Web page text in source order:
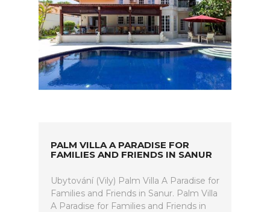
PALM VILLA A PARADISE FOR
FAMILIES AND FRIENDS IN SANUR
Ubytování (Vily) Palm Villa A Paradise for
Families and Friends in Sanur. Palm Villa
A Paradise for Families and Friends in